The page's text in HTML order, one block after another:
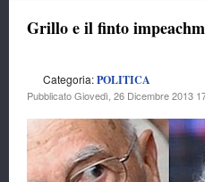
Grillo e il finto
Categoria:POLITICA
Pubblicato Giovedì, 26 Dicembre 2013